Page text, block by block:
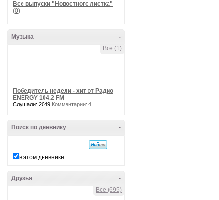
Все выпуски "Новостного листка" -
(0)
-
Музыка
Все (1)
Победитель недели - хит от Радио
ENERGY 104.2 FM
Слушали: 2049 Комментарии: 4
-
Поиск по дневнику
в этом дневнике
-
Друзья
Все (695)